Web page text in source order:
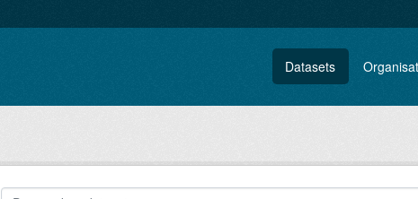
Datasets